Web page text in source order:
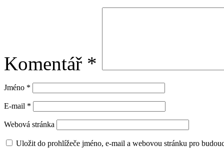
Komentář *
Jméno *
E-mail *
Webová stránka
Uložit do prohlížeče jméno, e-mail a webovou stránku pro